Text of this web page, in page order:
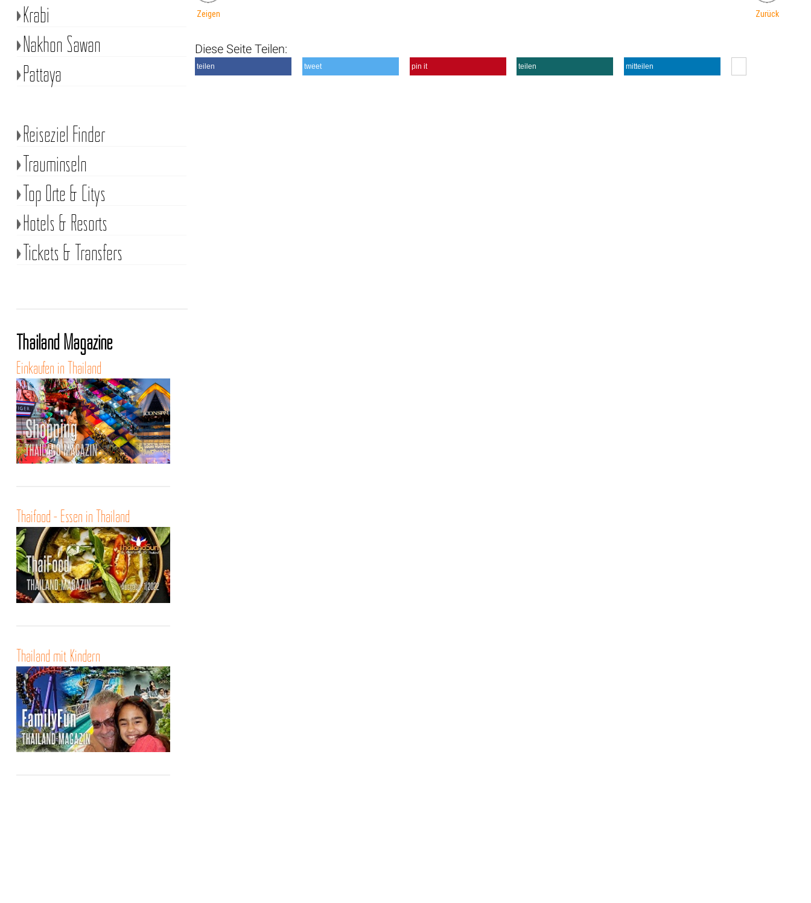
Zeigen Zurück
Diese Seite Teilen:
teilen tweet pin it teilen mitteilen
Krabi
Nakhon Sawan
Pattaya
Reiseziel Finder
Trauminseln
Top Orte & Citys
Hotels & Resorts
Tickets & Transfers
Thailand Magazine
Einkaufen in Thailand
Thaifood - Essen in Thailand
Thailand mit Kindern